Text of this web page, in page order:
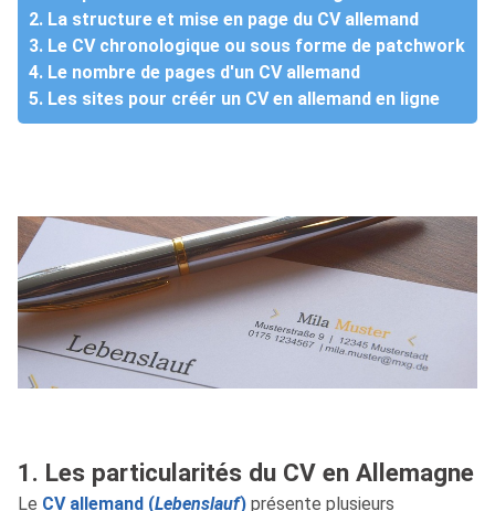
2. La structure et mise en page du CV allemand
3. Le CV chronologique ou sous forme de patchwork
4. Le nombre de pages d'un CV allemand
5. Les sites pour créér un CV en allemand en ligne
1. Les particularités du CV en Allemagne
Le CV allemand (Lebenslauf) présente plusieurs